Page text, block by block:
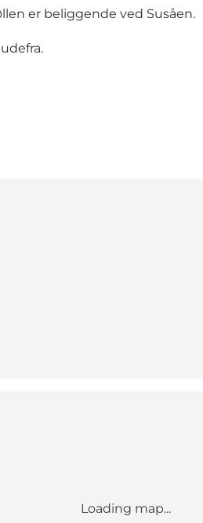
er beliggende ved Susåen.
Loading map...